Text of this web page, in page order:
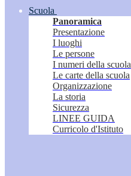
Scuola
Panoramica
Presentazione
I luoghi
Le persone
I numeri della scuola
Le carte della scuola
Organizzazione
La storia
Sicurezza
LINEE GUIDA
Curricolo d'Istituto